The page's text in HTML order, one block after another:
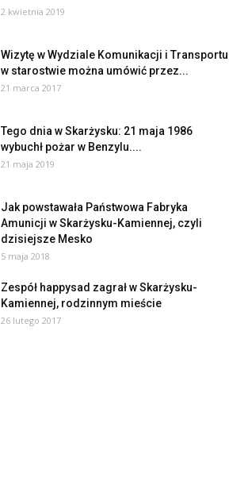
2 kwietnia 2019
Wizytę w Wydziale Komunikacji i Transportu
w starostwie można umówić przez...
21 marca 2017
Tego dnia w Skarżysku: 21 maja 1986
wybuchł pożar w Benzylu....
21 maja 2019
Jak powstawała Państwowa Fabryka
Amunicji w Skarżysku-Kamiennej, czyli
dzisiejsze Mesko
5 maja 2018
Zespół happysad zagrał w Skarżysku-
Kamiennej, rodzinnym mieście
26 lutego 2017